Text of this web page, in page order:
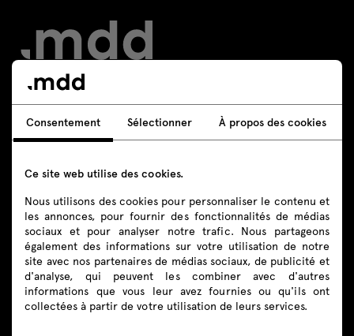
Suivez-nous
Consentement Sélectionner À propos des cookies
Ce site web utilise des cookies.
Nous utilisons des cookies pour personnaliser le contenu et
les annonces, pour fournir des fonctionnalités de médias
sociaux et pour analyser notre trafic. Nous partageons
également des informations sur votre utilisation de notre
site avec nos partenaires de médias sociaux, de publicité et
d'analyse, qui peuvent les combiner avec d'autres
informations que vous leur avez fournies ou qu'ils ont
collectées à partir de votre utilisation de leurs services.